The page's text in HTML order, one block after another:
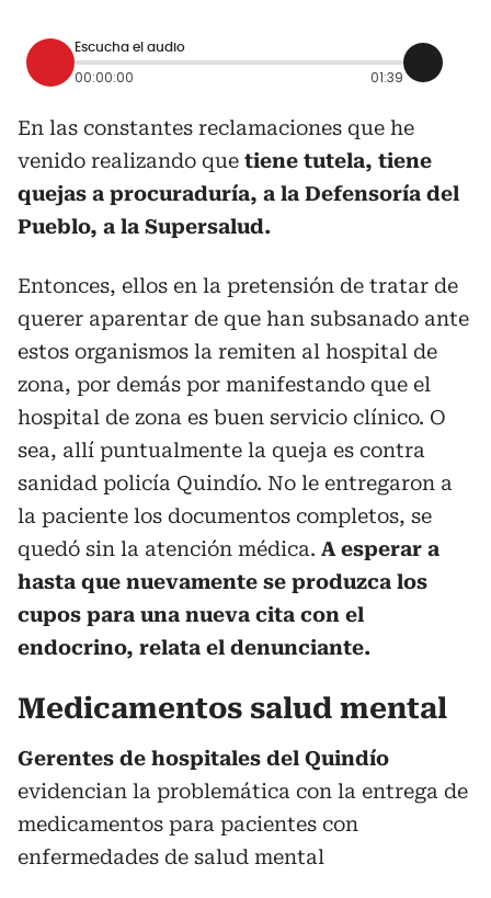
Escucha el audio
00:00:00 01:39
En las constantes reclamaciones que he
venido realizando que tiene tutela, tiene
quejas a procuraduría, a la Defensoría del
Pueblo, a la Supersalud.
Entonces, ellos en la pretensión de tratar de
querer aparentar de que han subsanado ante
estos organismos la remiten al hospital de
zona, por demás por manifestando que el
hospital de zona es buen servicio clínico. O
sea, allí puntualmente la queja es contra
sanidad policía Quindío. No le entregaron a
la paciente los documentos completos, se
quedó sin la atención médica. A esperar a
hasta que nuevamente se produzca los
cupos para una nueva cita con el
endocrino, relata el denunciante.
Medicamentos salud mental
Gerentes de hospitales del Quindío
evidencian la problemática con la entrega de
medicamentos para pacientes con
enfermedades de salud mental